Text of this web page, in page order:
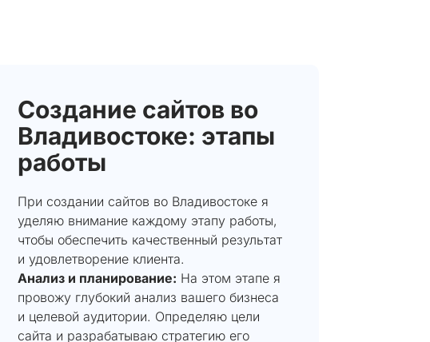
Создание сайтов во
Владивостоке: этапы
работы
При создании сайтов во Владивостоке я
уделяю внимание каждому этапу работы,
чтобы обеспечить качественный результат
и удовлетворение клиента.
Анализ и планирование: На этом этапе я
провожу глубокий анализ вашего бизнеса
и целевой аудитории. Определяю цели
сайта и разрабатываю стратегию его